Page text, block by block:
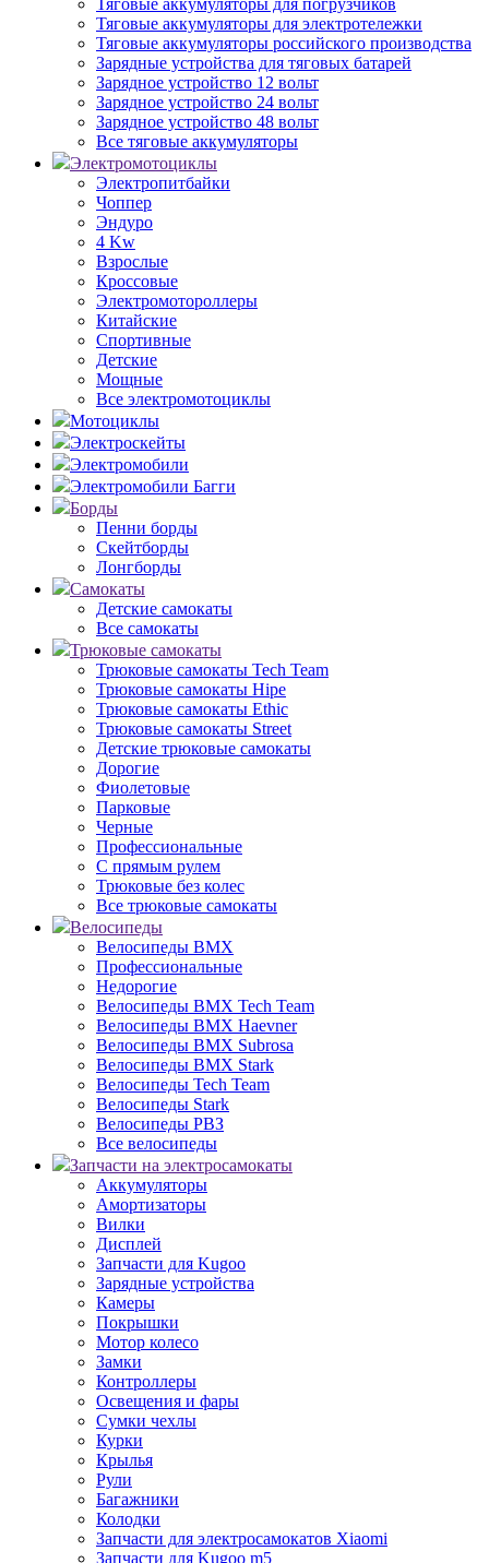
Тяговые аккумуляторы для погрузчиков
Тяговые аккумуляторы для электротележки
Тяговые аккумуляторы российского производства
Зарядные устройства для тяговых батарей
Зарядное устройство 12 вольт
Зарядное устройство 24 вольт
Зарядное устройство 48 вольт
Все тяговые аккумуляторы
Электромотоциклы
Электропитбайки
Чоппер
Эндуро
4 Kw
Взрослые
Кроссовые
Электромотороллеры
Китайские
Спортивные
Детские
Мощные
Все электромотоциклы
Мотоциклы
Электроскейты
Электромобили
Электромобили Багги
Борды
Пенни борды
Скейтборды
Лонгборды
Самокаты
Детские самокаты
Все самокаты
Трюковые самокаты
Трюковые самокаты Tech Team
Трюковые самокаты Hipe
Трюковые самокаты Ethic
Трюковые самокаты Street
Детские трюковые самокаты
Дорогие
Фиолетовые
Парковые
Черные
Профессиональные
С прямым рулем
Трюковые без колес
Все трюковые самокаты
Велосипеды
Велосипеды BMX
Профессиональные
Недорогие
Велосипеды BMX Tech Team
Велосипеды BMX Haevner
Велосипеды BMX Subrosa
Велосипеды BMX Stark
Велосипеды Tech Team
Велосипеды Stark
Велосипеды РВЗ
Все велосипеды
Запчасти на электросамокаты
Аккумуляторы
Амортизаторы
Вилки
Дисплей
Запчасти для Kugoo
Зарядные устройства
Камеры
Покрышки
Мотор колесо
Замки
Контроллеры
Освещения и фары
Сумки чехлы
Курки
Крылья
Рули
Багажники
Колодки
Запчасти для электросамокатов Xiaomi
Запчасти для Kugoo m5